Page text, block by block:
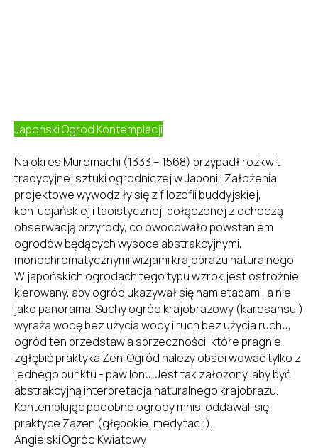
Japoński Ogród Kontemplacji
Na okres Muromachi (1333 – 1568) przypadł rozkwit
tradycyjnej sztuki ogrodniczej w Japonii. Założenia
projektowe wywodziły się z filozofii buddyjskiej,
konfucjańskiej i taoistycznej, połączonej z ochoczą
obserwacją przyrody, co owocowało powstaniem
ogrodów będących wysoce abstrakcyjnymi,
monochromatycznymi wizjami krajobrazu naturalnego.
W japońskich ogrodach tego typu wzrok jest ostrożnie
kierowany, aby ogród ukazywał się nam etapami, a nie
jako panorama. Suchy ogród krajobrazowy (karesansui)
wyraża wodę bez użycia wody i ruch bez użycia ruchu,
ogród ten przedstawia sprzeczności, które pragnie
zgłębić praktyka Zen. Ogród należy obserwować tylko z
jednego punktu - pawilonu. Jest tak założony, aby być
abstrakcyjną interpretacja naturalnego krajobrazu.
Kontemplując podobne ogrody mnisi oddawali się
praktyce Zazen (głębokiej medytacji).
Angielski Ogród Kwiatowy